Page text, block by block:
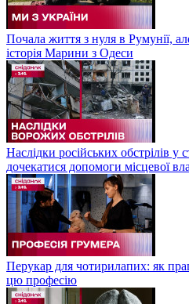
Почала життя з нуля в Румунії,
історія Марини з Одеси
Наслідки російських обстрілів
дочекатися допомоги місцевої
Перукар для чотирилапих: як
цю професію